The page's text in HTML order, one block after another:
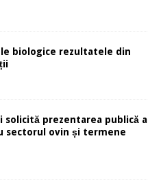
biologice rezultatele din
solicită prezentarea publică a
sectorul ovin și termene